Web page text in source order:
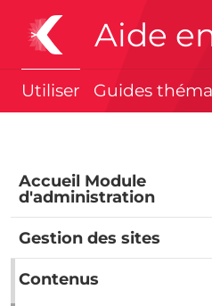
Aide
Utiliser Guides
Accueil Module
d'administration
Gestion des sites
Contenus